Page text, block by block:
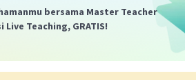
bersama Master Teacher
Live Teaching, GRATIS!